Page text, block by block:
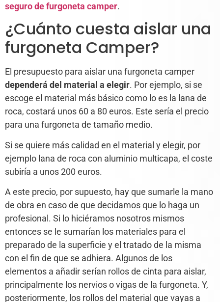
seguro de furgoneta camper.
¿Cuánto cuesta aislar una
furgoneta Camper?
El presupuesto para aislar una furgoneta camper
dependerá del material a elegir. Por ejemplo, si se
escoge el material más básico como lo es la lana de
roca, costará unos 60 a 80 euros. Este sería el precio
para una furgoneta de tamaño medio.
Si se quiere más calidad en el material y elegir, por
ejemplo lana de roca con aluminio multicapa, el coste
subiría a unos 200 euros.
A este precio, por supuesto, hay que sumarle la mano
de obra en caso de que decidamos que lo haga un
profesional. Si lo hiciéramos nosotros mismos
entonces se le sumarían los materiales para el
preparado de la superficie y el tratado de la misma
con el fin de que se adhiera. Algunos de los
elementos a añadir serían rollos de cinta para aislar,
principalmente los nervios o vigas de la furgoneta. Y,
posteriormente, los rollos del material que vayas a